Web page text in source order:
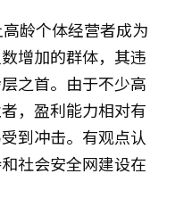
龄个体经营者成为
增加的群体，其违
之首。由于不少高
，盈利能力相对有
到冲击。有观点认
社会安全网建设在